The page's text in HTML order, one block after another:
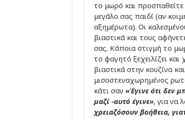
το μωρό και
μεγάλο σας παιδί (αν
αξημέρωτα). Οι
βιαστικά και τους
σας. Κάποια στιγμή το
το φαγητό ξεχειλίζει
βιαστικά στην κουζίνα
μισοστεναχωρημένος
κάτι σαν «Έγινε ότι δεν
μαζί -αυτό έγινε», για να
χρειαζόσουν βοήθεια,